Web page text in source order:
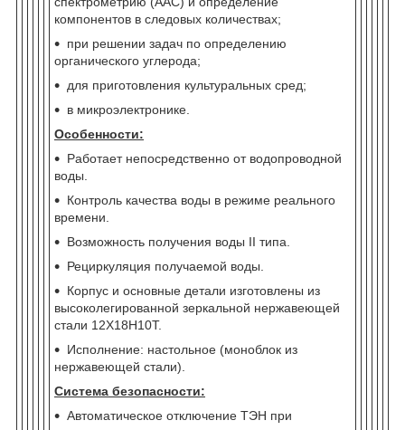
компонентов в следовых количествах;
при решении задач по определению
органического углерода;
для приготовления культуральных сред;
в микроэлектронике.
Особенности:
Работает непосредственно от водопроводной
воды.
Контроль качества воды в режиме реального
времени.
Возможность получения воды II типа.
Рециркуляция получаемой воды.
Корпус и основные детали изготовлены из
высоколегированной зеркальной нержавеющей
стали 12Х18Н10Т.
Исполнение: настольное (моноблок из
нержавеющей стали).
Система безопасности:
Автоматическое отключение ТЭН при